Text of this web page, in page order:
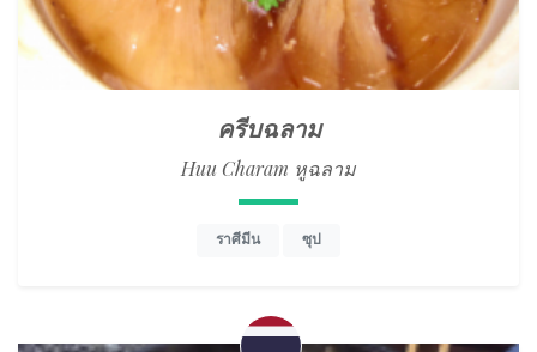
ครีบฉลาม
Huu Charam หูฉลาม
ราศีมีน ซุป